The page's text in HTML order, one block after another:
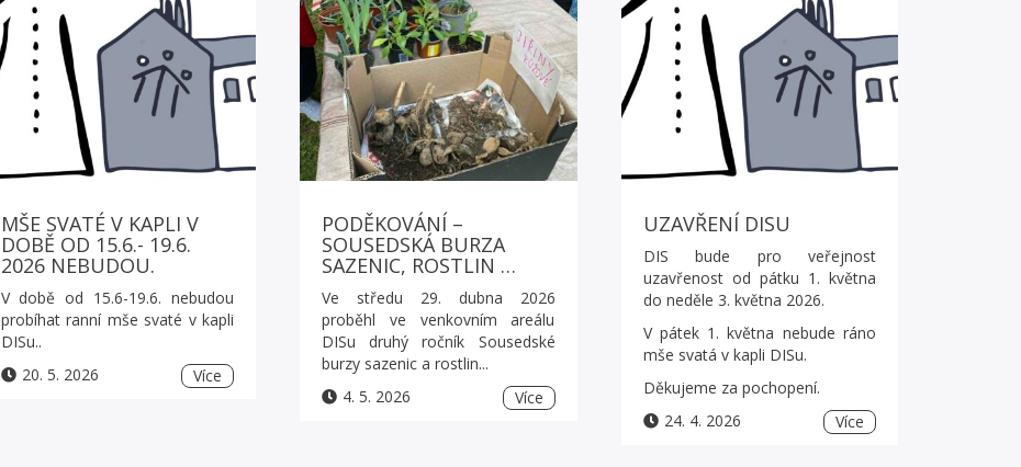
MŠE SVATÉ V KAPLI V
DOBĚ OD 15.6.- 19.6.
2026 NEBUDOU.
V době od 15.6-19.6. nebudou
probíhat ranní mše svaté v kapli
DISu..
20. 5. 2026
Více
PODĚKOVÁNÍ –
SOUSEDSKÁ BURZA
SAZENIC, ROSTLIN …
Ve středu 29. dubna 2026
proběhl ve venkovním areálu
DISu druhý ročník Sousedské
burzy sazenic a rostlin...
4. 5. 2026
Více
UZAVŘENÍ DISU
DIS bude pro veřejnost
uzavřenost od pátku 1. května
do neděle 3. května 2026.
V pátek 1. května nebude ráno
mše svatá v kapli DISu.
Děkujeme za pochopení.
24. 4. 2026
Více